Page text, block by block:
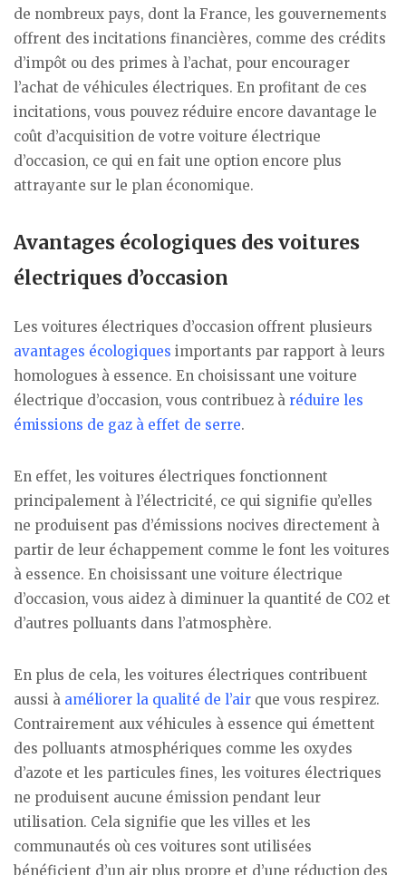
de nombreux pays, dont la France, les gouvernements
offrent des incitations financières, comme des crédits
d’impôt ou des primes à l’achat, pour encourager
l’achat de véhicules électriques. En profitant de ces
incitations, vous pouvez réduire encore davantage le
coût d’acquisition de votre voiture électrique
d’occasion, ce qui en fait une option encore plus
attrayante sur le plan économique.
Avantages écologiques des voitures
électriques d’occasion
Les voitures électriques d’occasion offrent plusieurs
avantages écologiques importants par rapport à leurs
homologues à essence. En choisissant une voiture
électrique d’occasion, vous contribuez à réduire les
émissions de gaz à effet de serre.
En effet, les voitures électriques fonctionnent
principalement à l’électricité, ce qui signifie qu’elles
ne produisent pas d’émissions nocives directement à
partir de leur échappement comme le font les voitures
à essence. En choisissant une voiture électrique
d’occasion, vous aidez à diminuer la quantité de CO2 et
d’autres polluants dans l’atmosphère.
En plus de cela, les voitures électriques contribuent
aussi à améliorer la qualité de l’air que vous respirez.
Contrairement aux véhicules à essence qui émettent
des polluants atmosphériques comme les oxydes
d’azote et les particules fines, les voitures électriques
ne produisent aucune émission pendant leur
utilisation. Cela signifie que les villes et les
communautés où ces voitures sont utilisées
bénéficient d’un air plus propre et d’une réduction des